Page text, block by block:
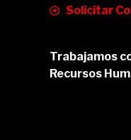
Solicitar
Trabajamos
Recursos